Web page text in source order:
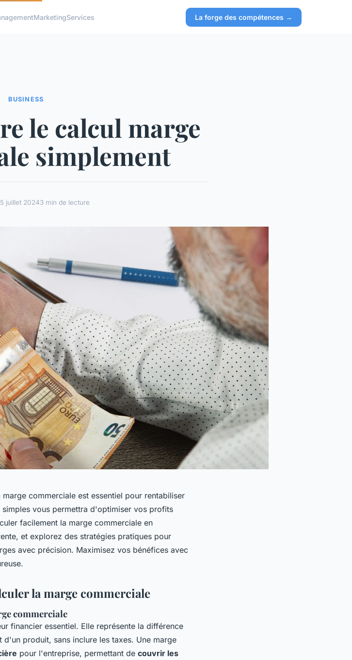
MarketingServices La forge des compétences →
BUSINESS
le calcul marge
simplement
juillet 20243 min de lecture
commerciale est essentiel pour rentabiliser
vous permettra d'optimiser vos profits
facilement la marge commerciale en
et explorez des stratégies pratiques pour
avec précision. Maximisez vos bénéfices avec
la marge commerciale
commerciale
financier essentiel. Elle représente la différence
produit, sans inclure les taxes. Une marge
pour l'entreprise, permettant de couvrir les